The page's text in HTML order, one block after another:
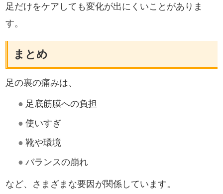
足だけをケアしても変化が出にくいことがありま
す。
まとめ
足の裏の痛みは、
● 足底筋膜への負担
● 使いすぎ
● 靴や環境
● バランスの崩れ
など、さまざまな要因が関係しています。